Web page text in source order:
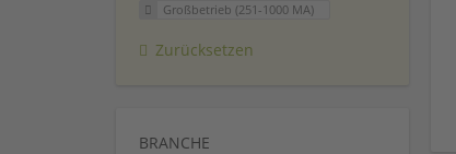
Großbetrieb (251-1000 MA)
Zurücksetzen
BRANCHE